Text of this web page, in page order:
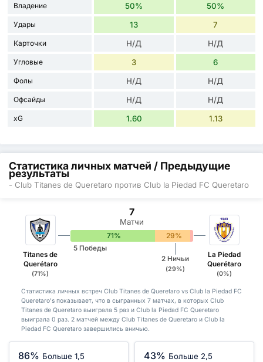
Владение 50% 50%
Удары 13 7
Карточки Н/Д Н/Д
Угловые 3 6
Фолы Н/Д Н/Д
Офсайды Н/Д Н/Д
xG 1.60 1.13
Статистика личных матчей / Предыдущие
результаты
- Club Titanes de Queretaro против Club la Piedad FC Queretaro
Titanes de
Querétaro
(71%)
7
Матчи
71% 29% 0%
5 Победы
2 Ничьи
(29%)
La Piedad
Querétaro
(0%)
Статистика личных встреч Club Titanes de Queretaro vs Club la Piedad FC
Queretaro's показывает, что в сыгранных 7 матчах, в которых Club
Titanes de Queretaro выиграла 5 раз и Club la Piedad FC Queretaro
выиграла 0 раз. 2 матчей между Club Titanes de Queretaro и Club la
Piedad FC Queretaro завершились вничью.
86% Больше 1,5 43% Больше 2,5